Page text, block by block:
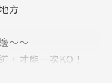
方
～～
，才能一次KO！